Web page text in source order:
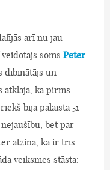
arī nu jau
veidotājs soms Peter
un
atklāja, ka pirms
bija palaista 51
bet par
atzina, ka ir trīs
veiksmes stāsta: